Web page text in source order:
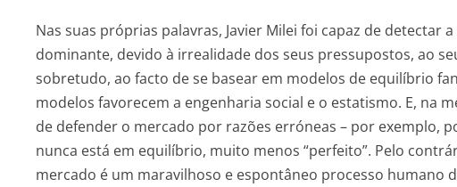
Nas suas próprias palavras, Javier Milei foi capaz de detectar
dominante, devido à irrealidade dos seus pressupostos, ao
sobretudo, ao facto de se basear em modelos de equilíbrio
modelos favorecem a engenharia social e o estatismo. E, na
de defender o mercado por razões erróneas – por exemplo,
nunca está em equilíbrio, muito menos “perfeito”. Pelo
mercado é um maravilhoso e espontâneo processo humano